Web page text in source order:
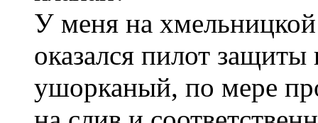
У меня на
оказался пилот
ушорканый, по мере